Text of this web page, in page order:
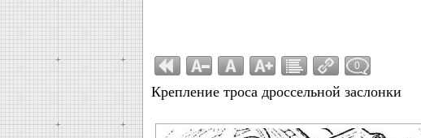
0
Крепление троса дроссельной заслонки